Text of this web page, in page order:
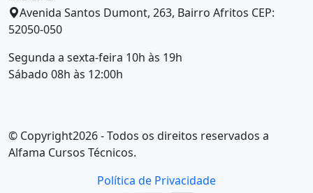
Avenida Santos Dumont, 263, Bairro Afritos CEP:
52050-050
Segunda a sexta-feira 10h às 19h
Sábado 08h às 12:00h
© Copyright2026 - Todos os direitos reservados a
Alfama Cursos Técnicos.
Política de Privacidade